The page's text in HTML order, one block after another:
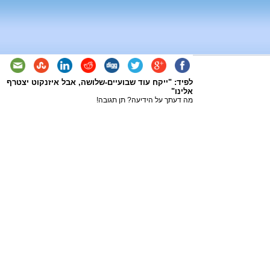
לפיד: "ייקח עוד שבועיים-שלושה, אבל איזנקוט יצטרף
אלינו"
מה דעתך על הידיעה? תן תגובה!